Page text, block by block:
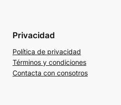
Privacidad
Política de privacidad
Términos y condiciones
Contacta con consotros